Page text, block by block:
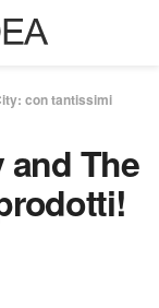
con tantissimi
and The